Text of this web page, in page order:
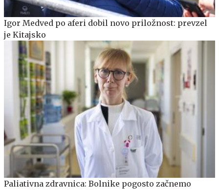
Igor Medved po aferi dobil novo priložnost: prevzel
je Kitajsko
Paliativna zdravnica: Bolnike pogosto začnemo